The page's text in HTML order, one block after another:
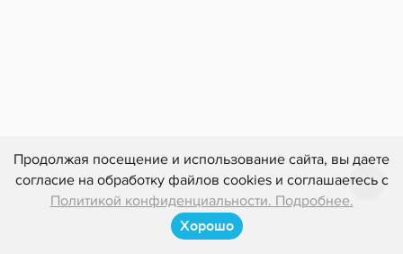
Продолжая посещение и использование сайта, вы даете
согласие на обработку файлов cookies и соглашаетесь с
Политикой конфиденциальности. Подробнее.
Хорошо